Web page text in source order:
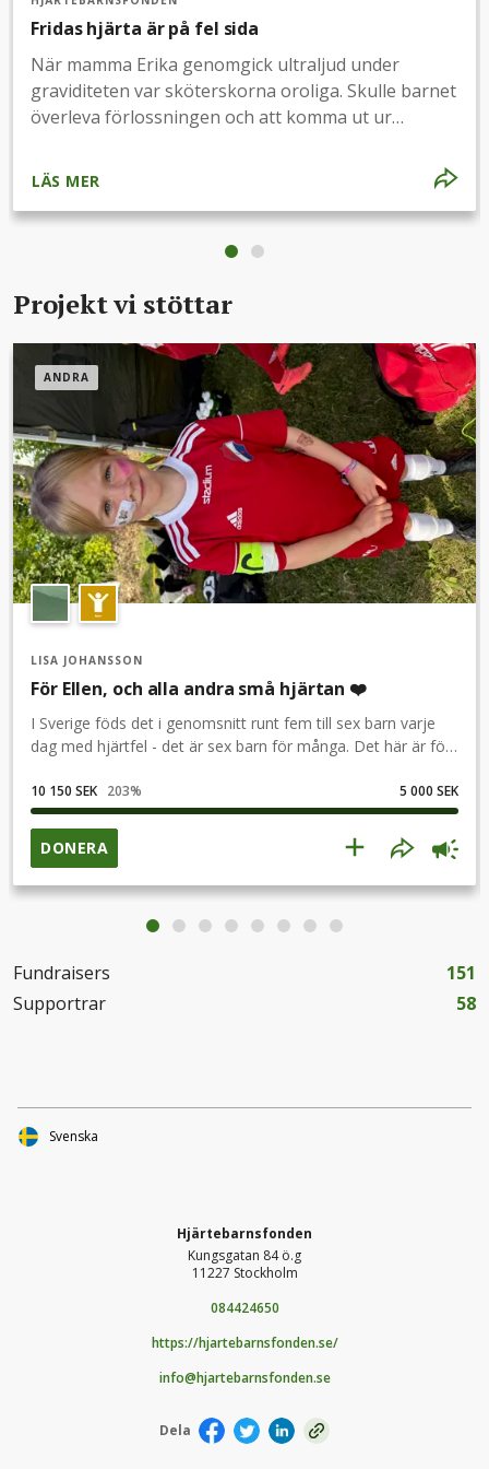
Fridas hjärta är på fel sida
När mamma Erika genomgick ultraljud under
graviditeten var sköterskorna oroliga. Skulle barnet
överleva förlossningen och att komma ut ur
vara på höger sida i stället för vänster, och hjärtat
stora kärl hade bytt plats. Tack vare framgångsrik
forskning kan barn som Frida leva ett nyfiket och
lekfullt liv, men inte alla klarar sig. Stöd forskningen
LÄS MER
Projekt vi stöttar
ANDRA
LISA JOHANSSON
För Ellen, och alla andra små hjärtan ❤️
I Sverige föds det i genomsnitt runt fem till sex barn varje
dag med hjärtfel - det är sex barn för många. Det här är för
10 150 SEK 203% 5 000 SEK
DONERA
Fundraisers
151
Supportrar
58
Hjärtebarnsfonden
Kungsgatan 84 ö.g
11227 Stockholm
084424650
https://hjartebarnsfonden.se/
info@hjartebarnsfonden.se
Dela
Svenska